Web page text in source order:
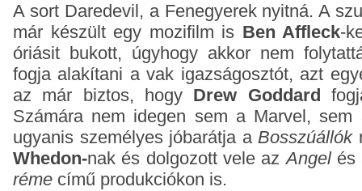
A sort Daredevil, a Fenegyerek nyitná. A
már készült egy mozifilm is Ben Affleck-
óriásit bukott, úgyhogy akkor nem
fogja alakítani a vak igazságosztót, azt
az már biztos, hogy Drew Goddard
Számára nem idegen sem a Marvel, sem
ugyanis személyes jóbarátja a Bosszúállók
Whedon-nak és dolgozott vele azAngelés
réme című produkciókon is.